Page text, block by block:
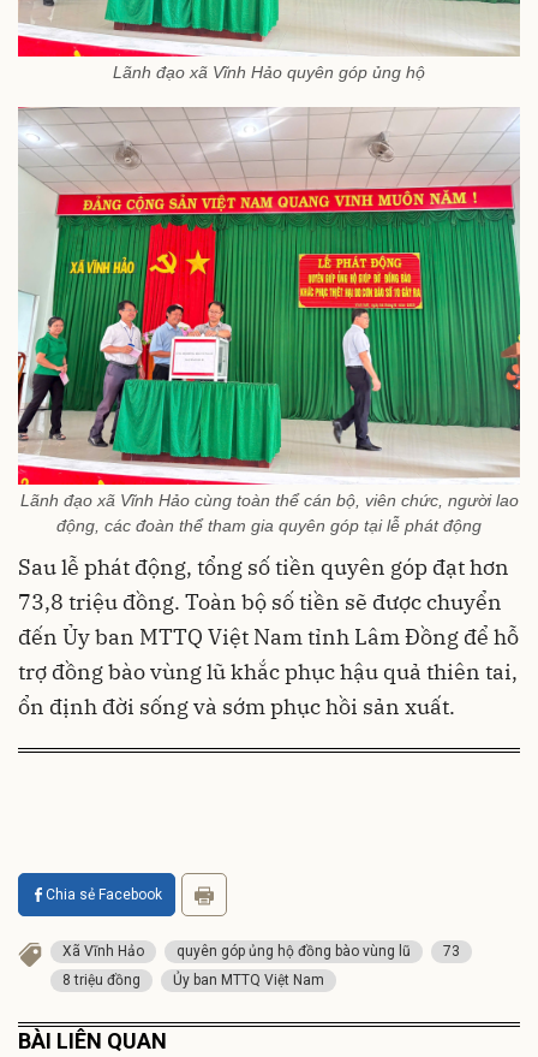
Lãnh đạo xã Vĩnh Hảo quyên góp ủng hộ
Lãnh đạo xã Vĩnh Hảo cùng toàn thể cán bộ, viên chức, người lao
động, các đoàn thể tham gia quyên góp tại lễ phát động
Sau lễ phát động, tổng số tiền quyên góp đạt hơn
73,8 triệu đồng. Toàn bộ số tiền sẽ được chuyển
đến Ủy ban MTTQ Việt Nam tỉnh Lâm Đồng để hỗ
trợ đồng bào vùng lũ khắc phục hậu quả thiên tai,
ổn định đời sống và sớm phục hồi sản xuất.
Chia sẻ Facebook
Xã Vĩnh Hảo quyên góp ủng hộ đồng bào vùng lũ
73
8 triệu đồng
Ủy ban MTTQ Việt Nam
BÀI LIÊN QUAN